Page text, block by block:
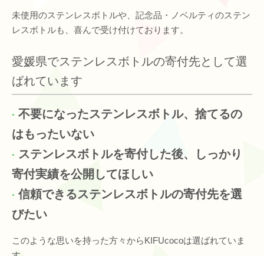
未使用のステンレスボトルや、記念品・ノベルティのステン
レスボトルも、喜んで受け付けております。
愛媛県でステンレスボトルの寄付先として選
ばれています
不要になったステンレスボトル、捨てるの
はもったいない
ステンレスボトルを寄付した後、しっかり
寄付実績を公開してほしい
信頼できるステンレスボトルの寄付先を選
びたい
このような思いを持った方々からKIFUcocoは選ばれていま